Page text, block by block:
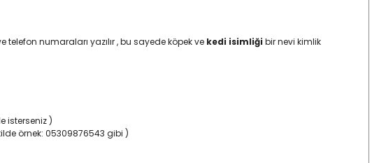
telefon numaraları yazılır , bu sayede köpek ve kedi isimliği bir nevi kimlik
isterseniz )
örnek: 05309876543 gibi )